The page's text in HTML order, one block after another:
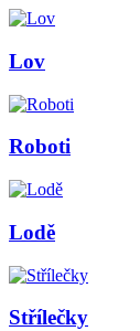
Lov
Roboti
Lodě
Střílečky